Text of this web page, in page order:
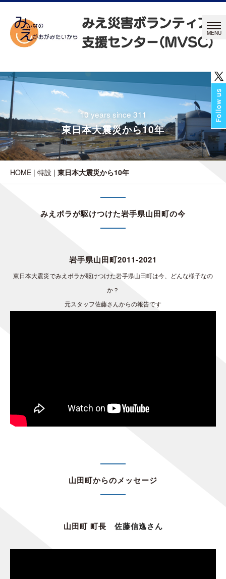
10 years since 311
東日本大震災から10年
HOME | 特設 | 東日本大震災から10年
みえボラが駆けつけた岩手県山田町の今
岩手県山田町2011-2021
東日本大震災でみえボラが駆けつけた岩手県山田町は今、どんな様子なの
か？
元スタッフ佐藤さんからの報告です
山田町からのメッセージ
山田町 町長 佐藤信逸さん